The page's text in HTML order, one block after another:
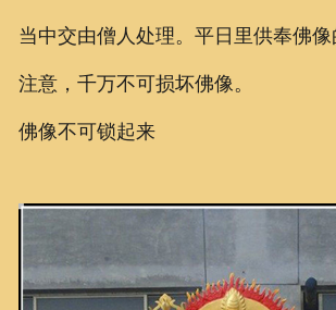
当中交由僧人处理。平日里供奉佛
注意，千万不可损坏佛像。
佛像不可锁起来